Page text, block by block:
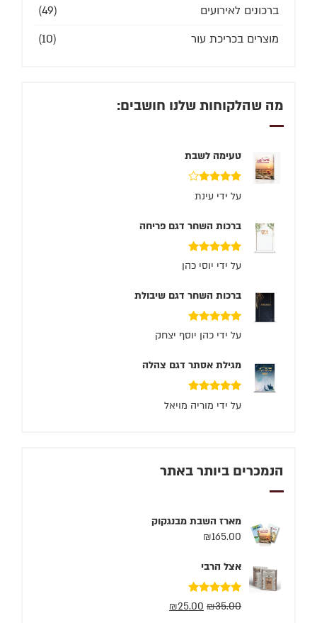
ברכונים לאירועים
(49)
מוצרים בכריכת עור
(10)
מה שהלקוחות שלנו חושבים:
טעימה לשבת
דורג
מתוך 5
על ידי עינת
ברכות השחר דגם פריחה
דורג5 מתוך 5
על ידי יוסי כהן
ברכות השחר דגם שיבולת
דורג5 מתוך 5
על ידי כהן יוסף יצחק
מגילת אסתר דגם צהלה
דורג5 מתוך 5
על ידי מוריה מויאל
הנמכרים ביותר באתר
מארז השבת מבנגקוק
₪165.00
אצל הרבי
דורג5.00
מתוך 5 ₪35.00
₪25.00